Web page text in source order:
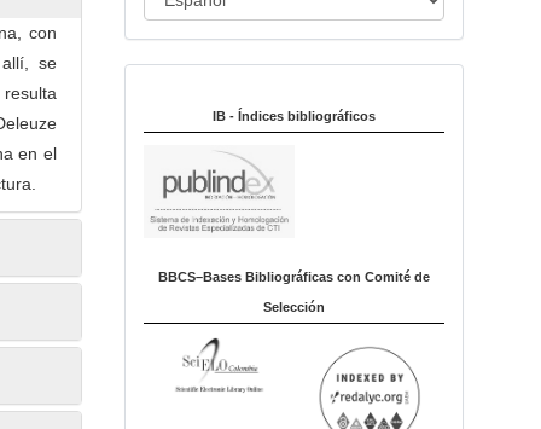
con
se
en el
o
d
m
IB - Índices bibliográficos
BBCS–Bases Bibliográficas con Comité de
Selección